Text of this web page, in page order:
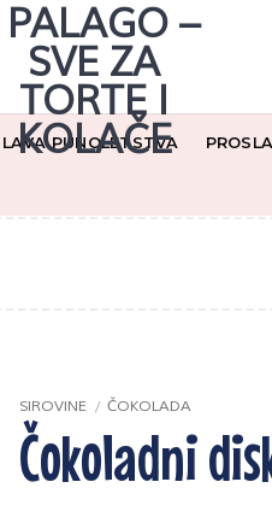
PUNOLETSTVA
SIROVINE / ČOKOLADA
Čokoladni